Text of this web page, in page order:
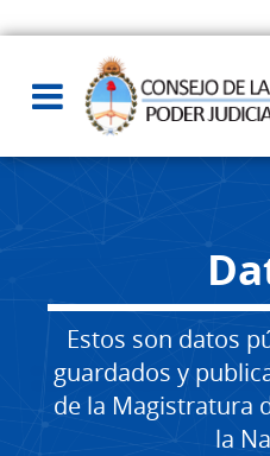
Estos son datos
guardados y
de la Magistratura
la